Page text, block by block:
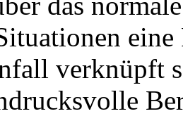
verknüpft